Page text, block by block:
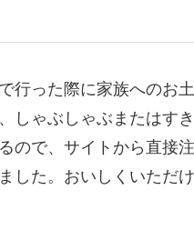
行った際に家族へのお
しゃぶしゃぶまたはす
ので、サイトから直接
した。おいしくいただ